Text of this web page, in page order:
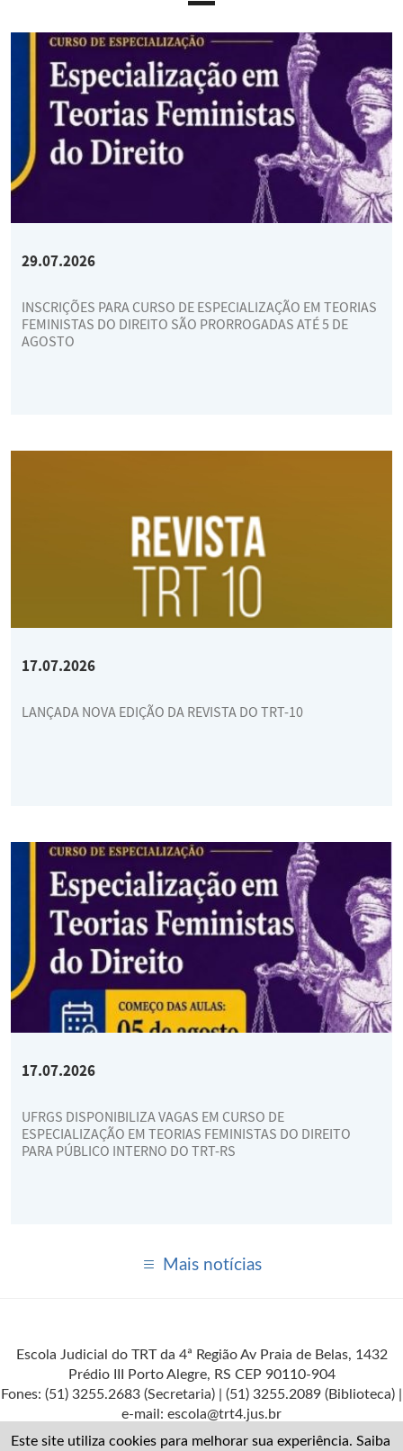
29.07.2026
INSCRIÇÕES PARA CURSO DE ESPECIALIZAÇÃO EM TEORIAS
FEMINISTAS DO DIREITO SÃO PRORROGADAS ATÉ 5 DE
AGOSTO
17.07.2026
LANÇADA NOVA EDIÇÃO DA REVISTA DO TRT-10
17.07.2026
UFRGS DISPONIBILIZA VAGAS EM CURSO DE
ESPECIALIZAÇÃO EM TEORIAS FEMINISTAS DO DIREITO
PARA PÚBLICO INTERNO DO TRT-RS
Mais notícias
Escola Judicial do TRT da 4ª Região Av Praia de Belas, 1432
Prédio III Porto Alegre, RS CEP 90110-904
Fones: (51) 3255.2683 (Secretaria) | (51) 3255.2089 (Biblioteca) |
e-mail: escola@trt4.jus.br
Este site utiliza cookies para melhorar sua experiência. Saiba